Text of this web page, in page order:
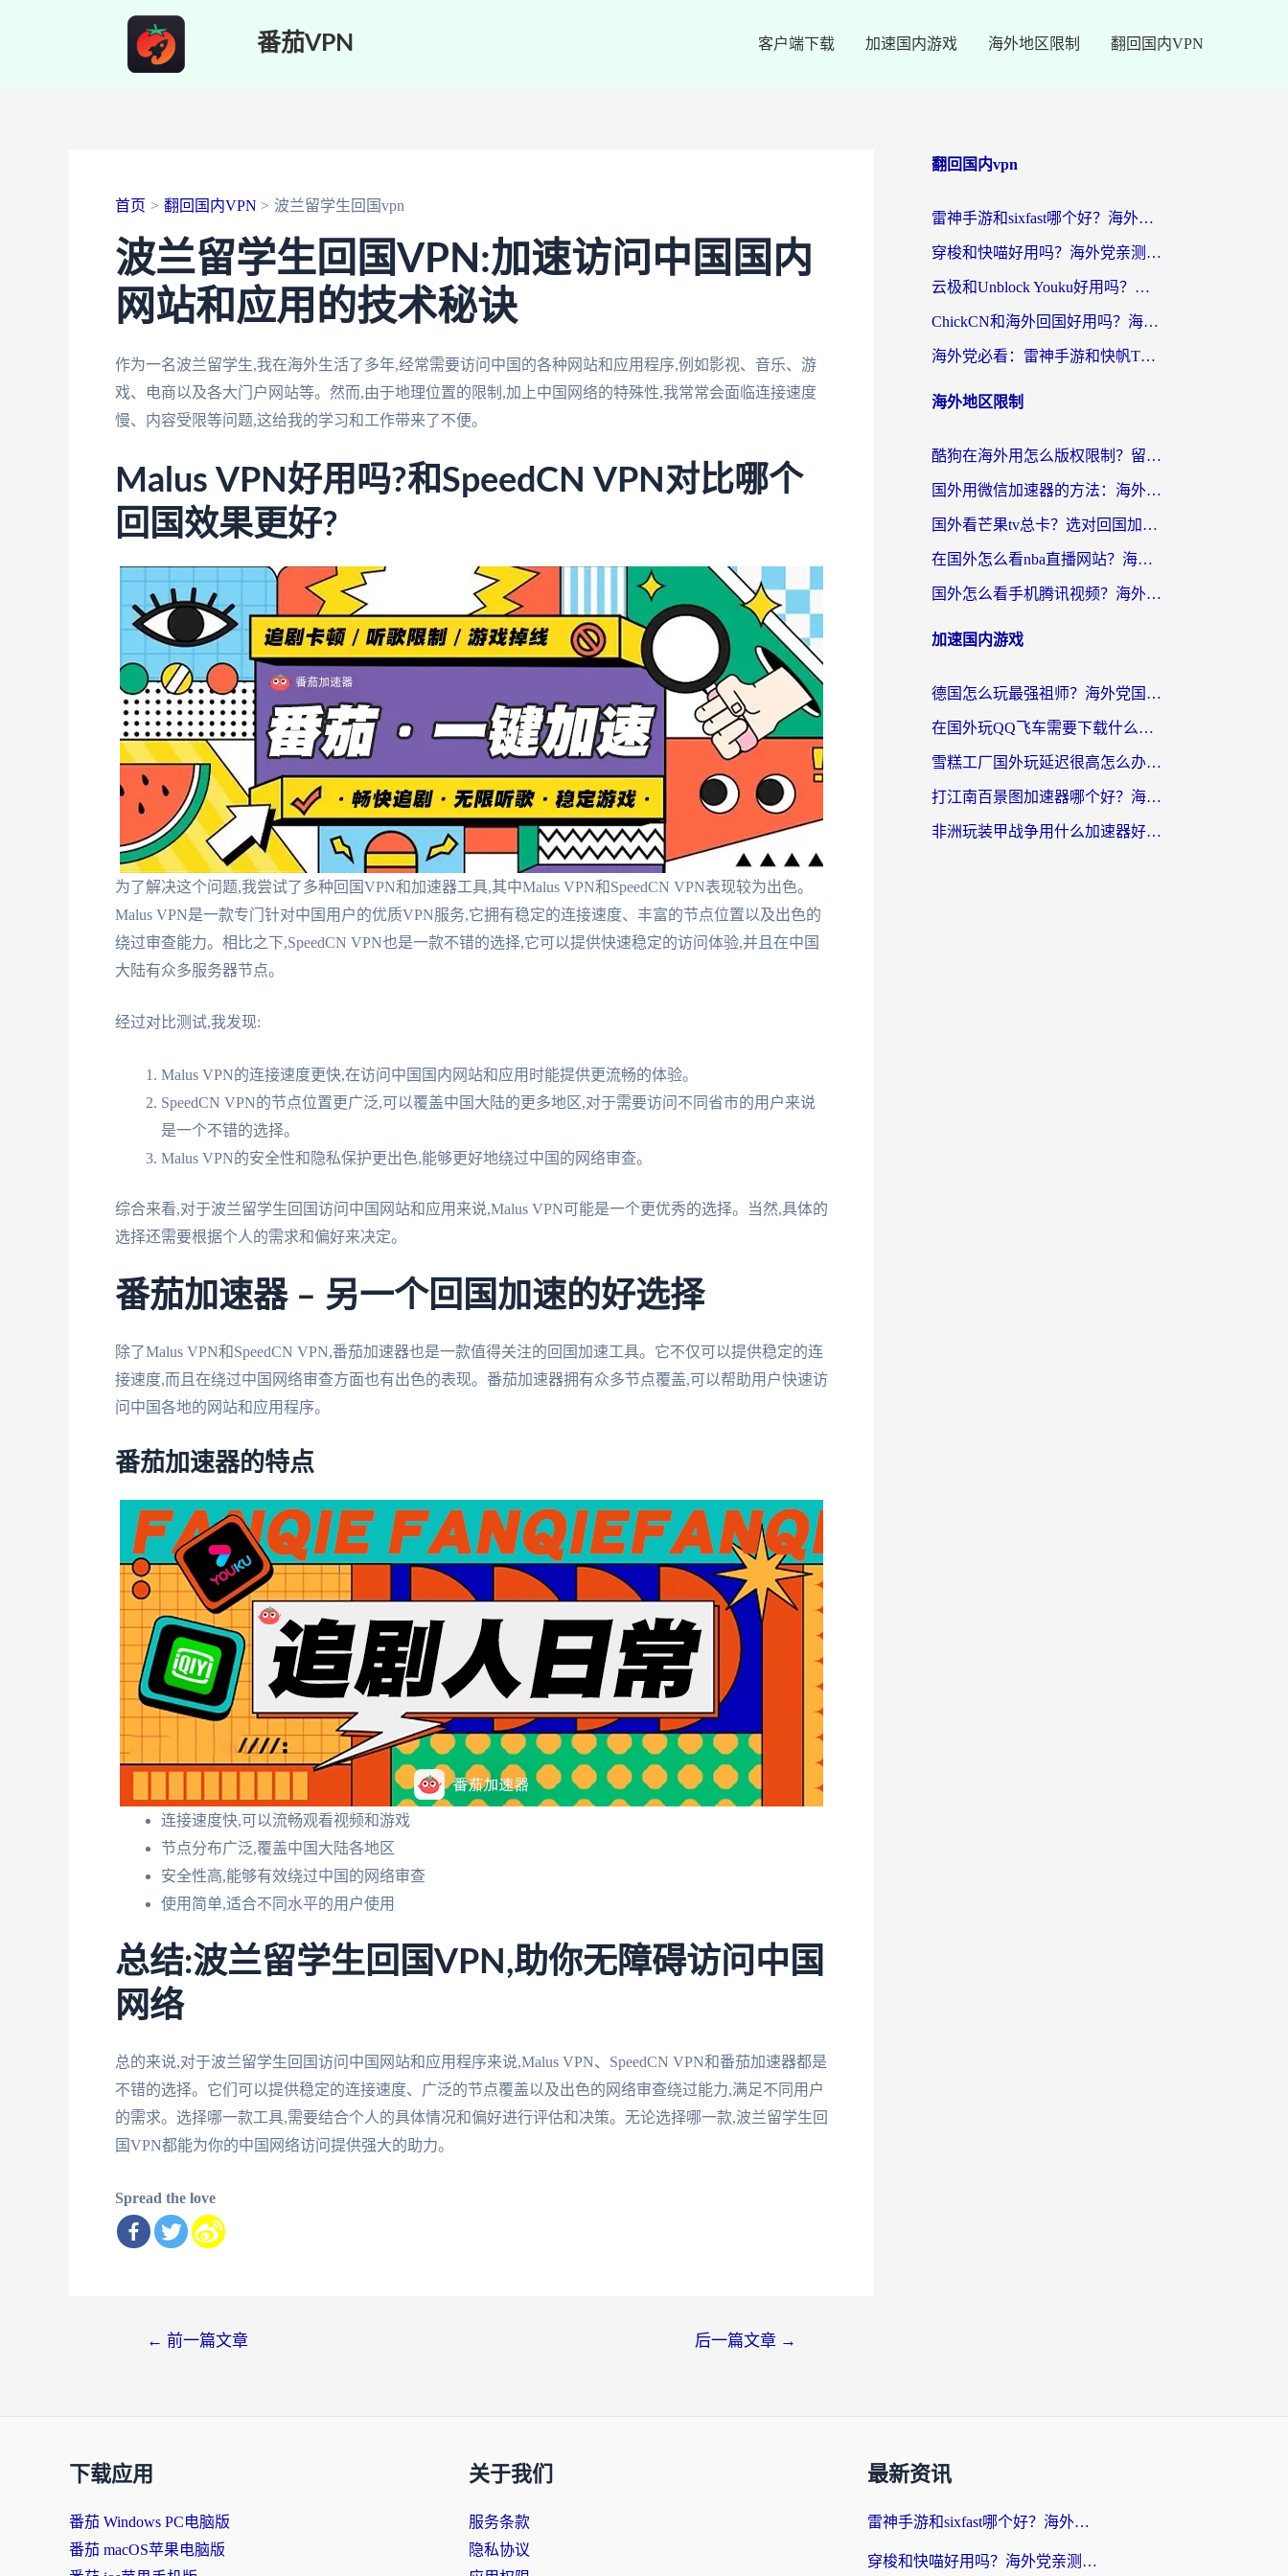
番茄VPN 客户端下载 加速国内游戏 海外地区限制 翻回国内VPN
首页 翻回国内VPN 波兰留学生回国vpn
波兰留学生回国VPN:加速访问中国国内
网站和应用的技术秘诀
作为一名波兰留学生,我在海外生活了多年,经常需要访问中国的各种网站和应用程序,例如影视、音乐、游
戏、电商以及各大门户网站等。然而,由于地理位置的限制,加上中国网络的特殊性,我常常会面临连接速度
慢、内容受限等问题,这给我的学习和工作带来了不便。
Malus VPN好用吗?和SpeedCN VPN对比哪个
回国效果更好?
为了解决这个问题,我尝试了多种回国VPN和加速器工具,其中Malus VPN和SpeedCN VPN表现较为出色。
Malus VPN是一款专门针对中国用户的优质VPN服务,它拥有稳定的连接速度、丰富的节点位置以及出色的
绕过审查能力。相比之下,SpeedCN VPN也是一款不错的选择,它可以提供快速稳定的访问体验,并且在中国
大陆有众多服务器节点。
经过对比测试,我发现:
Malus VPN的连接速度更快,在访问中国国内网站和应用时能提供更流畅的体验。
SpeedCN VPN的节点位置更广泛,可以覆盖中国大陆的更多地区,对于需要访问不同省市的用户来说
是一个不错的选择。
Malus VPN的安全性和隐私保护更出色,能够更好地绕过中国的网络审查。
综合来看,对于波兰留学生回国访问中国网站和应用来说,Malus VPN可能是一个更优秀的选择。当然,具体的
选择还需要根据个人的需求和偏好来决定。
番茄加速器 – 另一个回国加速的好选择
除了Malus VPN和SpeedCN VPN,番茄加速器也是一款值得关注的回国加速工具。它不仅可以提供稳定的连
接速度,而且在绕过中国网络审查方面也有出色的表现。番茄加速器拥有众多节点覆盖,可以帮助用户快速访
问中国各地的网站和应用程序。
番茄加速器的特点
连接速度快,可以流畅观看视频和游戏
节点分布广泛,覆盖中国大陆各地区
安全性高,能够有效绕过中国的网络审查
使用简单,适合不同水平的用户使用
总结:波兰留学生回国VPN,助你无障碍访问中国
网络
总的来说,对于波兰留学生回国访问中国网站和应用程序来说,Malus VPN、SpeedCN VPN和番茄加速器都是
不错的选择。它们可以提供稳定的连接速度、广泛的节点覆盖以及出色的网络审查绕过能力,满足不同用户
的需求。选择哪一款工具,需要结合个人的具体情况和偏好进行评估和决策。无论选择哪一款,波兰留学生回
国VPN都能为你的中国网络访问提供强大的助力。
Spread the love
← 前一篇文章 后一篇文章 →
翻回国内vpn
雷神手游和sixfast哪个好？海外党亲测3款回国加速器，教你选对不踩坑
穿梭和快喵好用吗？海外党亲测：小众加速器对比+番茄加速器深度体验
云极和Unblock Youku好用吗？海外党亲测+2026回国加速器避坑指南
ChickCN和海外回国好用吗？海外党2026亲测：从手游到影音，选对加速器的3个关键
海外党必看：雷神手游和快帆TV版好用吗？3步选对回国加速器不踩坑
海外地区限制
酷狗在海外用怎么版权限制？留学生亲测：3步解决听国内音乐难题
国外用微信加速器的方法：海外党无缝连接国内生活的实用指南
国外看芒果tv总卡？选对回国加速器，轻松追《浪姐》不费劲
在国外怎么看nba直播网站？海外党专属体育观赛指南，告别地区限制！
国外怎么看手机腾讯视频？海外党亲测有效的追剧加速器选择指南
加速国内游戏
德国怎么玩最强祖师？海外党国服游戏加速器选择全攻略（附宝可梦Online实测）
在国外玩QQ飞车需要下载什么加速器呢？海外党亲测有效的国服游戏加速指南
雪糕工厂国外玩延迟很高怎么办？海外玩家国服游戏加速终极攻略（附实测推荐）
打江南百景图加速器哪个好？海外党踩坑N次后，终于找到不卡的秘诀
非洲玩装甲战争用什么加速器好？海外党亲测有效的国服游戏加速方案
下载应用
番茄 Windows PC电脑版
番茄 macOS苹果电脑版
关于我们
服务条款
隐私协议
最新资讯
雷神手游和sixfast哪个好？海外党亲测3款回国加速器，教你选对不踩坑
穿梭和快喵好用吗？海外党亲测：小众加速器对比+番茄加速器深度体验